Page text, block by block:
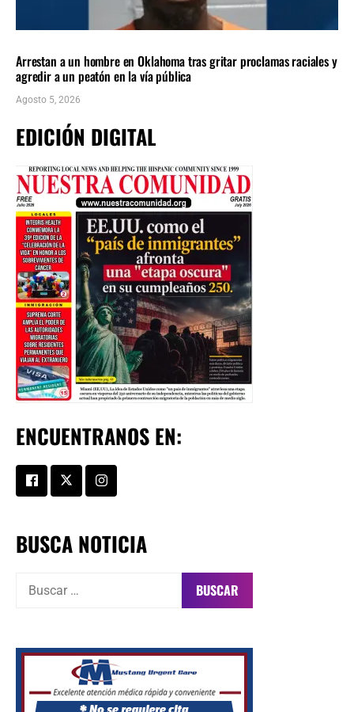
Arrestan a un hombre en Oklahoma tras gritar proclamas raciales y
agredir a un peatón en la vía pública
Agosto 5, 2026
EDICIÓN DIGITAL
ENCUENTRANOS EN:
BUSCA NOTICIA
Buscar: